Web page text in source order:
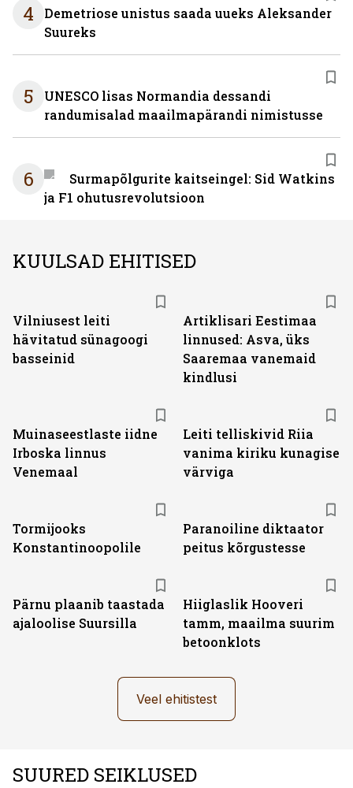
4
Demetriose unistus saada uueks Aleksander
Suureks
5
UNESCO lisas Normandia dessandi
randumisalad maailmapärandi nimistusse
6
Surmapõlgurite kaitseingel: Sid Watkins
ja F1 ohutusrevolutsioon
KUULSAD EHITISED
Vilniusest leiti
hävitatud sünagoogi
basseinid
Artiklisari Eestimaa
linnused: Asva, üks
Saaremaa vanemaid
kindlusi
Muinaseestlaste iidne
Irboska linnus
Venemaal
Leiti telliskivid Riia
vanima kiriku kunagise
värviga
Tormijooks
Konstantinoopolile
Paranoiline diktaator
peitus kõrgustesse
Pärnu plaanib taastada
ajaloolise Suursilla
Hiiglaslik Hooveri
tamm, maailma suurim
betoonklots
Veel ehitistest
SUURED SEIKLUSED